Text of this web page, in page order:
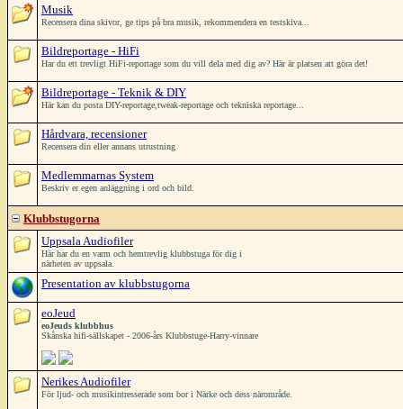
Musik
Recensera dina skivor, ge tips på bra musik, rekommendera en testskiva...
Bildreportage - HiFi
Har du ett trevligt HiFi-reportage som du vill dela med dig av? Här är platsen att göra det!
Bildreportage - Teknik & DIY
Här kan du posta DIY-reportage,tweak-reportage och tekniska reportage...
Hårdvara, recensioner
Recensera din eller annans utrustning
Medlemmarnas System
Beskriv er egen anläggning i ord och bild.
Klubbstugorna
Uppsala Audiofiler
Här har du en varm och hemtrevlig klubbstuga för dig i
närheten av uppsala.
Presentation av klubbstugorna
eoJeud
eoJeuds klubbhus
Skånska hifi-sällskapet - 2006-års Klubbstuge-Harry-vinnare
Nerikes Audiofiler
För ljud- och musikintresserade som bor i Närke och dess närområde.